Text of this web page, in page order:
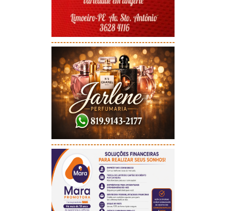
-----------------------------------------
-----------------------------------------